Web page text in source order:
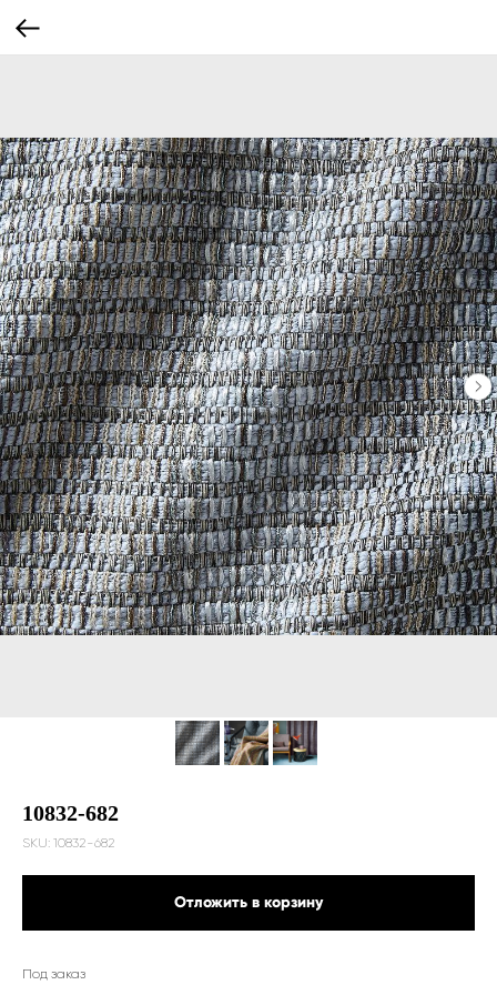
10832-682
SKU: 10832-682
Отложить в корзину
Под заказ